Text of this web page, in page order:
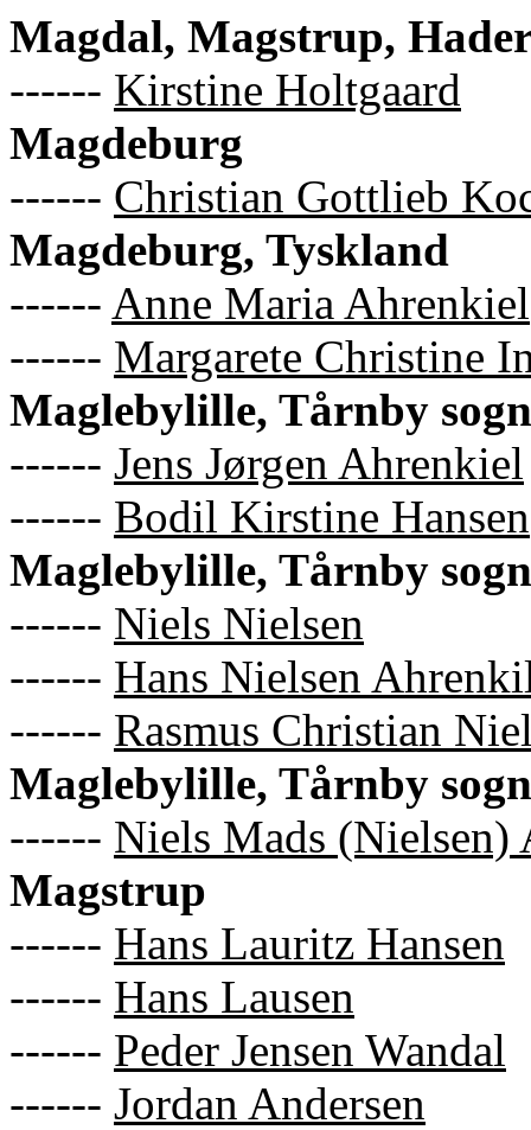
Magdal, Magstrup,
------ Kirstine Holtgaard
Magdeburg
------ Christian Gottlieb
Magdeburg, Tyskland
------ Anne Maria Ahrenkiel
------ Margarete Christine
Maglebylille, Tårnby sogn
------ Jens Jørgen Ahrenkiel
------ Bodil Kirstine Hansen
Maglebylille, Tårnby
------ Niels Nielsen
------ Hans Nielsen
------ Rasmus Christian
Maglebylille, Tårnby
------ Niels Mads (Nielsen)
Magstrup
------ Hans Lauritz Hansen
------ Hans Lausen
------ Peder Jensen Wandal
------ Jordan Andersen